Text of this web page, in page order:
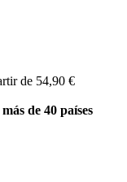
de 54,90 €
más de 40 países